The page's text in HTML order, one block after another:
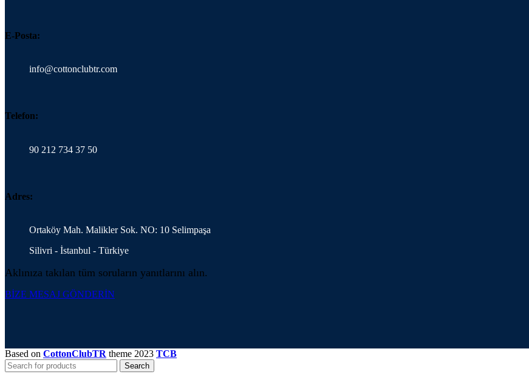
E-Posta:
info@cottonclubtr.com
Telefon:
90 212 734 37 50
Adres:
Ortaköy Mah. Malikler Sok. NO: 10 Selimpaşa
Silivri - İstanbul - Türkiye
Aklınıza takılan tüm soruların yanıtlarını alın.
BİZE MESAJ GÖNDERİN
Based on CottonClubTR theme 2023 TCB
Search